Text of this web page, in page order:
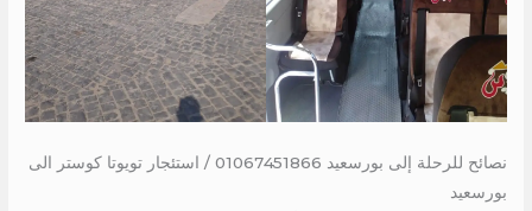
نصائح للرحلة إلى بورسعيد 01067451866 / استئجار تويوتا كوستر الى
بورسعيد